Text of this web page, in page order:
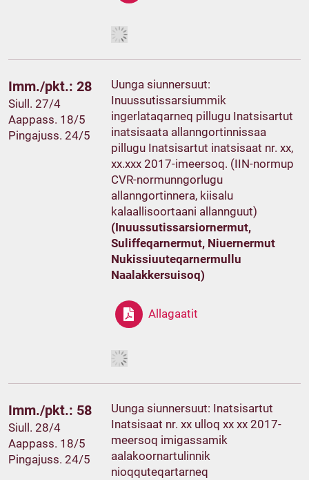
Imm./pkt.: 28
Siull. 27/4
Aappass. 18/5
Pingajuss. 24/5
Uunga siunnersuut:
Inuussutissarsiummik
ingerlataqarneq pillugu Inatsisartut
inatsisaata allanngortinnissaa
pillugu Inatsisartut inatsisaat nr. xx,
xx.xxx 2017-imeersoq. (IIN-normup
CVR-normunngorlugu
allanngortinnera, kiisalu
kalaallisoortaani allannguut)
(Inuussutissarsiornermut,
Suliffeqarnermut, Niuernermut
Nukissiuuteqarnermullu
Naalakkersuisoq)
Allagaatit
Imm./pkt.: 58
Siull. 28/4
Aappass. 18/5
Pingajuss. 24/5
Uunga siunnersuut: Inatsisartut
Inatsisaat nr. xx ulloq xx xx 2017-
meersoq imigassamik
aalakoornartulinnik
nioqquteqartarneq